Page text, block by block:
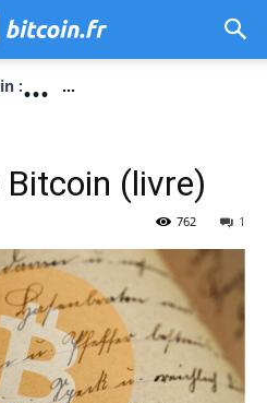
:... ...
Bitcoin (livre)
1
762